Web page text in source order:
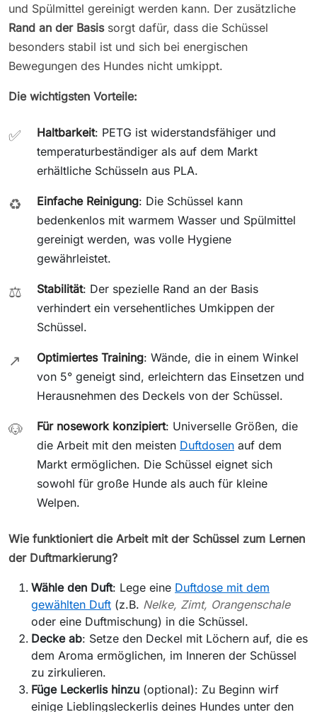
und Spülmittel gereinigt werden kann. Der zusätzliche
Rand an der Basissorgt dafür, dass die Schüssel
besonders stabil ist und sich bei energischen
Bewegungen des Hundes nicht umkippt.
Die wichtigsten Vorteile:
✅ Haltbarkeit: PETG ist widerstandsfähiger und
temperaturbeständiger als auf dem Markt
erhältliche Schüsseln aus PLA.
♻️ Einfache Reinigung: Die Schüssel kann
bedenkenlos mit warmem Wasser und Spülmittel
gereinigt werden, was volle Hygiene
gewährleistet.
⚖️ Stabilität: Der spezielle Rand an der Basis
verhindert ein versehentliches Umkippen der
Schüssel.
↗️ Optimiertes Training: Wände, die in einem Winkel
von 5° geneigt sind, erleichtern das Einsetzen und
Herausnehmen des Deckels von der Schüssel.
🐶 Für nosework konzipiert: Universelle Größen, die
die Arbeit mit den meisten Duftdosen auf dem
Markt ermöglichen. Die Schüssel eignet sich
sowohl für große Hunde als auch für kleine
Welpen.
Wie funktioniert die Arbeit mit der Schüssel zum Lernen
der Duftmarkierung?
Wähle den Duft: Lege eine Duftdose mit dem
gewählten Duft (z.B. Nelke, Zimt, Orangenschale
oder eine Duftmischung) in die Schüssel.
Decke ab: Setze den Deckel mit Löchern auf, die es
dem Aroma ermöglichen, im Inneren der Schüssel
zu zirkulieren.
Füge Leckerlis hinzu (optional): Zu Beginn wirf
einige Lieblingsleckerlis deines Hundes unter den